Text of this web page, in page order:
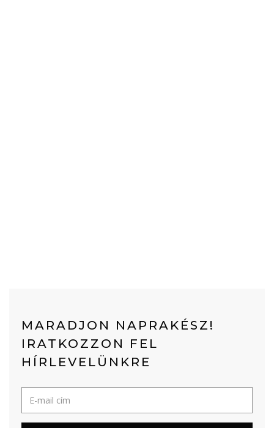
MARADJON NAPRAKÉSZ!
IRATKOZZON FEL
HÍRLEVELÜNKRE